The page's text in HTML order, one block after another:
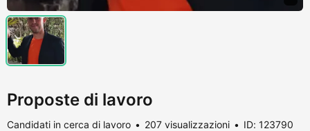
Proposte di lavoro
Candidati in cerca di lavoro 207 visualizzazioni ID: 123790